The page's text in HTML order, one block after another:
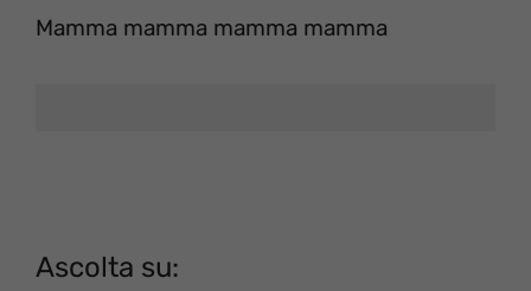
Mamma mamma mamma mamma
Ascolta su: